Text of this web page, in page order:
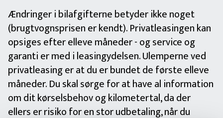
Ændringer i bilafgifterne betyder ikke noget
(brugtvognsprisen er kendt). Privatleasingen kan
opsiges efter elleve måneder - og service og
garanti er med i leasingydelsen. Ulemperne ved
privatleasing er at du er bundet de første elleve
måneder. Du skal sørge for at have al information
om dit kørselsbehov og kilometertal, da der
ellers er risiko for en stor udbetaling, når du